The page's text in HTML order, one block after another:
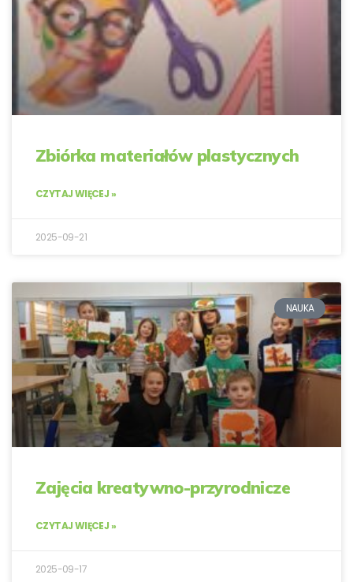
Zbiórka materiałów plastycznych
CZYTAJ WIĘCEJ »
2025-09-21
NAUKA
Zajęcia kreatywno-przyrodnicze
CZYTAJ WIĘCEJ »
2025-09-17